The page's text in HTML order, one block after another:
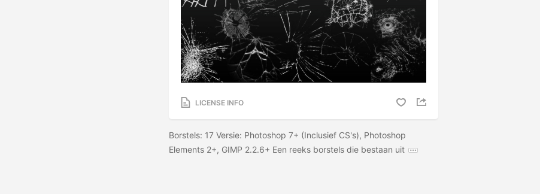
LICENSE INFO
Borstels: 17 Versie: Photoshop 7+ (Inclusief CS's), Photoshop
Elements 2+, GIMP 2.2.6+ Een reeks borstels die bestaan ​​uit